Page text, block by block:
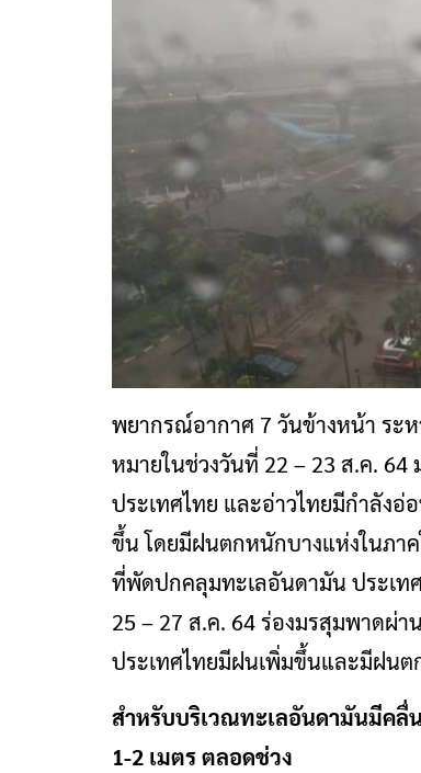
พยากรณ์อากาศ 7 วันข้างหน้า ระ
หมายในช่วงวันที่ 22 – 23 ส.ค.
ประเทศไทย และอ่าวไทยมีกำลัง
ขึ้น โดยมีฝนตกหนักบางแห่งในภา
ที่พัดปกคลุมทะเลอันดามัน ประเท
25 – 27 ส.ค. 64 ร่องมรสุมพาดผ่
ประเทศไทยมีฝนเพิ่มขึ้นและมีฝน
สำหรับบริเวณทะเลอันดามันมีค
1-2 เมตร ตลอดช่วง